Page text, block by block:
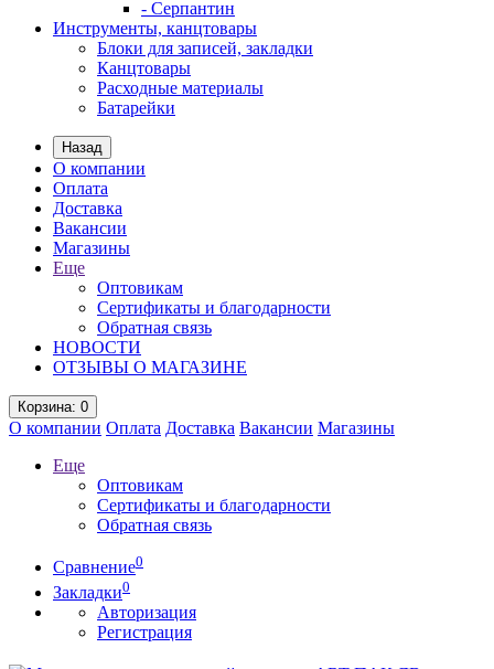
- Серпантин
Инструменты, канцтовары
Блоки для записей, закладки
Канцтовары
Расходные материалы
Батарейки
Назад
О компании
Оплата
Доставка
Вакансии
Магазины
Еще
Оптовикам
Сертификаты и благодарности
Обратная связь
НОВОСТИ
ОТЗЫВЫ О МАГАЗИНЕ
Корзина: 0
О компании Оплата Доставка Вакансии Магазины
Еще
Оптовикам
Сертификаты и благодарности
Обратная связь
Сравнение0
Закладки0
Авторизация
Регистрация